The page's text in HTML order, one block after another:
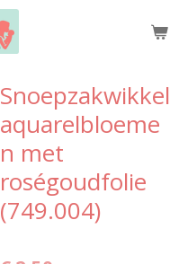
Snoepzakwikkel
aquarelbloeme
n met
roségoudfolie
(749.004)